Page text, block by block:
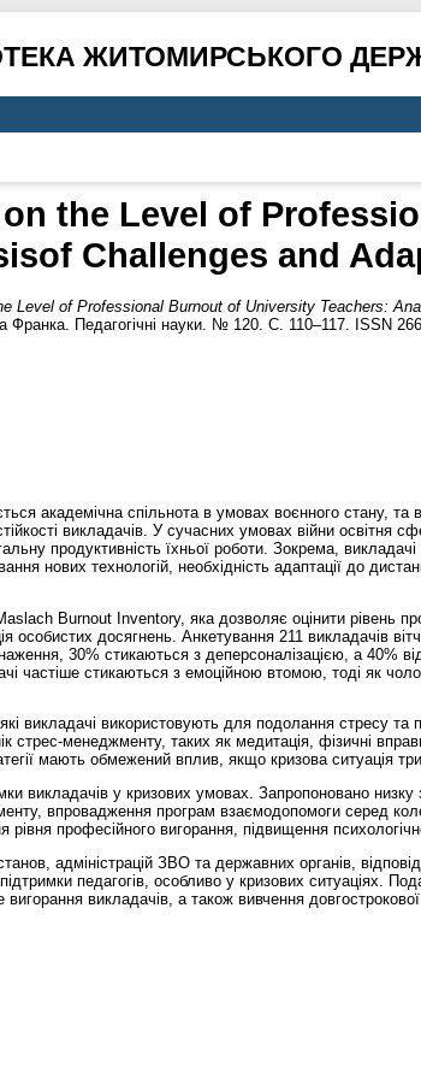
ЖИТОМИРСЬКОГО
the Level of
Challenges and
Level of Professional Burnout of University Teachers:
Франка. Педагогічні науки. № 120. С. 110–117. ISSN
академічна спільнота в умовах воєнного стану,
викладачів. У сучасних умовах війни
продуктивність їхньої роботи. Зокрема,
нових технологій, необхідність адаптації до
Burnout Inventory, яка дозволяє оцінити рівень
особистих досягнень. Анкетування 211 викладачів
30% стикаються з деперсоналізацією, а 40%
частіше стикаються з емоційною втомою, тоді як
викладачі використовують для подолання стресу
стрес-менеджменту, таких як медитація, фізичні
мають обмежений вплив, якщо кризова ситуація
викладачів у кризових умовах. Запропоновано
впровадження програм взаємодопомоги серед
професійного вигорання, підвищення
адміністрацій ЗВО та державних органів,
педагогів, особливо у кризових ситуаціях.
викладачів, а також вивчення